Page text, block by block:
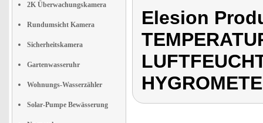
2K Überwachungskamera
Rundumsicht Kamera
Sicherheitskamera
Gartenwasseruhr
Wohnungs-Wasserzähler
Solar-Pumpe Bewässerung
Elesion